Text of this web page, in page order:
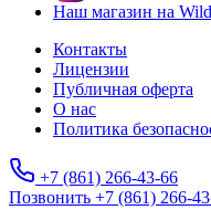
Наш магазин на
Контакты
Лицензии
Публичная оферта
О нас
Политика
+7 (861) 266-43-66
Позвонить +7 (861) 266-